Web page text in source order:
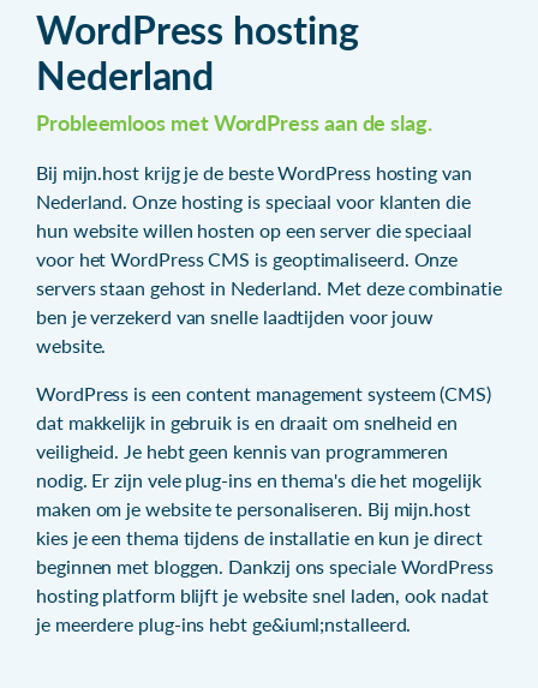
WordPress hosting
Nederland
Probleemloos met WordPress aan de slag.
Bij mijn.host krijg je de beste WordPress hosting van
Nederland. Onze hosting is speciaal voor klanten die
hun website willen hosten op een server die speciaal
voor het WordPress CMS is geoptimaliseerd. Onze
servers staan gehost in Nederland. Met deze combinatie
ben je verzekerd van snelle laadtijden voor jouw
website.
WordPress is een content management systeem (CMS)
dat makkelijk in gebruik is en draait om snelheid en
veiligheid. Je hebt geen kennis van programmeren
nodig. Er zijn vele plug-ins en thema's die het mogelijk
maken om je website te personaliseren. Bij mijn.host
kies je een thema tijdens de installatie en kun je direct
beginnen met bloggen. Dankzij ons speciale WordPress
hosting platform blijft je website snel laden, ook nadat
je meerdere plug-ins hebt ge&iuml;nstalleerd.